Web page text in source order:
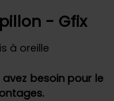
- Gfix
à oreille
besoin pour le